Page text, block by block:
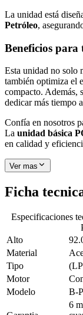
La unidad está
Petróleo,
Beneficios para
Esta unidad no solo
también optimiza el
compacto. Además,
dedicar más tiempo
Confía en nosotros
La unidad básica
en calidad y
Ver mas
Ficha
Especificaciones
Alto
Material
Tipo
Motor
Modelo
B-
6